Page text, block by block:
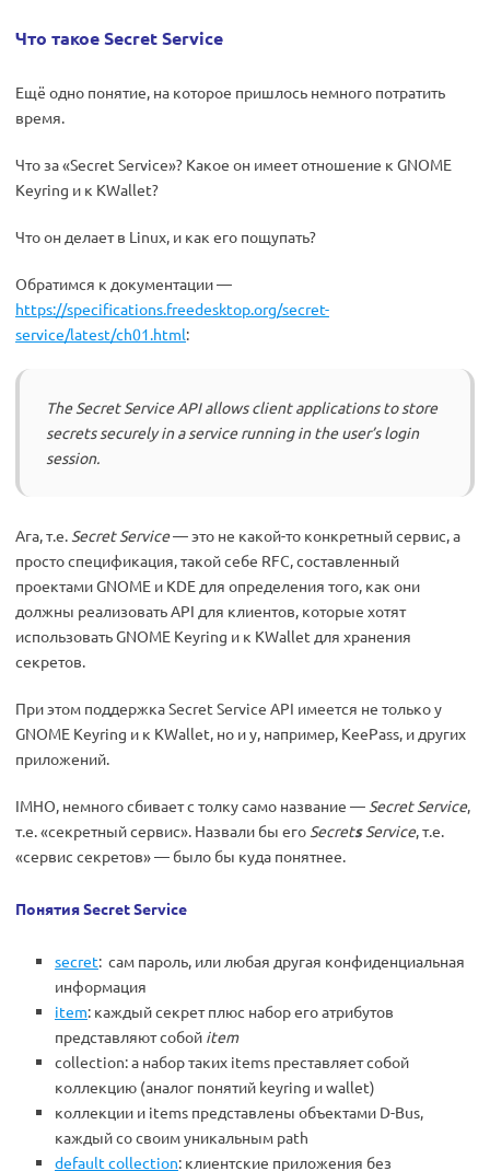
Что такое Secret Service
Ещё одно понятие, на которое пришлось немного потратить
время.
Что за «Secret Service»? Какое он имеет отношение к GNOME
Keyring и к KWallet?
Что он делает в Linux, и как его пощупать?
Обратимся к документации —
https://specifications.freedesktop.org/secret-
service/latest/ch01.html:
The Secret Service API allows client applications to store
secrets securely in a service running in the user’s login
session.
Ага, т.е. Secret Service— это не какой-то конкретный сервис, а
просто спецификация, такой себе RFC, составленный
проектами GNOME и KDE для определения того, как они
должны реализовать API для клиентов, которые хотят
использовать GNOME Keyring и к KWallet для хранения
секретов.
При этом поддержка Secret Service API имеется не только у
GNOME Keyring и к KWallet, но и у, например, KeePass, и других
приложений.
IMHO, немного сбивает с толку само название — Secret Service,
т.е. «секретный сервис». Назвали бы его SecretsService, т.е.
«сервис секретов» — было бы куда понятнее.
Понятия Secret Service
secret: сам пароль, или любая другая конфиденциальная
информация
item: каждый секрет плюс набор его атрибутов
представляют собой item
collection: а набор таких items преставляет собой
коллекцию (аналог понятий keyring и wallet)
коллекции и items представлены объектами D-Bus,
каждый со своим уникальным path
default collection: клиентские приложения без